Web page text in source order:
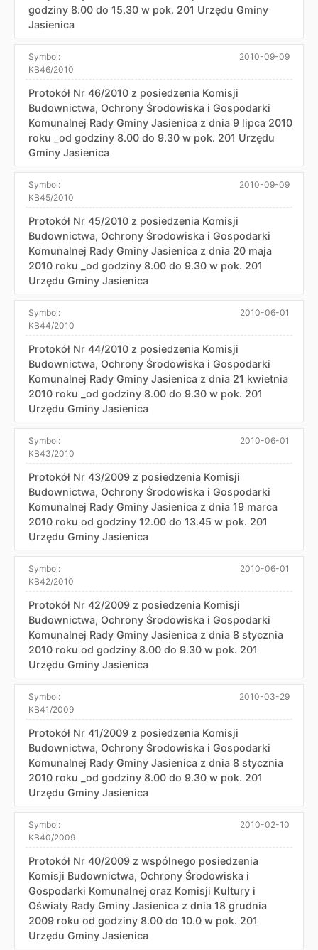
godziny 8.00 do 15.30 w pok. 201 Urzędu Gminy
Jasienica
Symbol:
KB46/2010
2010-09-09
Protokół Nr 46/2010 z posiedzenia Komisji
Budownictwa, Ochrony Środowiska i Gospodarki
Komunalnej Rady Gminy Jasienica z dnia 9 lipca 2010
roku _od godziny 8.00 do 9.30 w pok. 201 Urzędu
Gminy Jasienica
Symbol:
KB45/2010
2010-09-09
Protokół Nr 45/2010 z posiedzenia Komisji
Budownictwa, Ochrony Środowiska i Gospodarki
Komunalnej Rady Gminy Jasienica z dnia 20 maja
2010 roku _od godziny 8.00 do 9.30 w pok. 201
Urzędu Gminy Jasienica
Symbol:
KB44/2010
2010-06-01
Protokół Nr 44/2010 z posiedzenia Komisji
Budownictwa, Ochrony Środowiska i Gospodarki
Komunalnej Rady Gminy Jasienica z dnia 21 kwietnia
2010 roku _od godziny 8.00 do 9.30 w pok. 201
Urzędu Gminy Jasienica
Symbol:
KB43/2010
2010-06-01
Protokół Nr 43/2009 z posiedzenia Komisji
Budownictwa, Ochrony Środowiska i Gospodarki
Komunalnej Rady Gminy Jasienica z dnia 19 marca
2010 roku od godziny 12.00 do 13.45 w pok. 201
Urzędu Gminy Jasienica
Symbol:
KB42/2010
2010-06-01
Protokół Nr 42/2009 z posiedzenia Komisji
Budownictwa, Ochrony Środowiska i Gospodarki
Komunalnej Rady Gminy Jasienica z dnia 8 stycznia
2010 roku od godziny 8.00 do 9.30 w pok. 201
Urzędu Gminy Jasienica
Symbol:
KB41/2009
2010-03-29
Protokół Nr 41/2009 z posiedzenia Komisji
Budownictwa, Ochrony Środowiska i Gospodarki
Komunalnej Rady Gminy Jasienica z dnia 8 stycznia
2010 roku _od godziny 8.00 do 9.30 w pok. 201
Urzędu Gminy Jasienica
Symbol:
KB40/2009
2010-02-10
Protokół Nr 40/2009 z wspólnego posiedzenia
Komisji Budownictwa, Ochrony Środowiska i
Gospodarki Komunalnej oraz Komisji Kultury i
Oświaty Rady Gminy Jasienica z dnia 18 grudnia
2009 roku od godziny 8.00 do 10.0 w pok. 201
Urzędu Gminy Jasienica